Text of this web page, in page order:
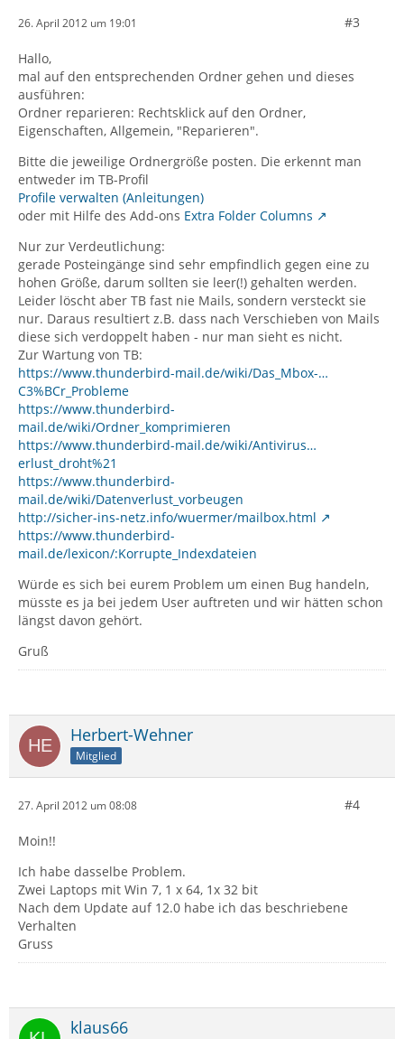
26. April 2012 um 19:01 #3
Hallo,
mal auf den entsprechenden Ordner gehen und dieses
ausführen:
Ordner reparieren: Rechtsklick auf den Ordner,
Eigenschaften, Allgemein, "Reparieren".
Bitte die jeweilige Ordnergröße posten. Die erkennt man
entweder im TB-Profil
Profile verwalten (Anleitungen)
oder mit Hilfe des Add-ons Extra Folder Columns
Nur zur Verdeutlichung:
gerade Posteingänge sind sehr empfindlich gegen eine zu
hohen Größe, darum sollten sie leer(!) gehalten werden.
Leider löscht aber TB fast nie Mails, sondern versteckt sie
nur. Daraus resultiert z.B. dass nach Verschieben von Mails
diese sich verdoppelt haben - nur man sieht es nicht.
Zur Wartung von TB:
https://www.thunderbird-mail.de/wiki/Das_Mbox-…
C3%BCr_Probleme
https://www.thunderbird-
mail.de/wiki/Ordner_komprimieren
https://www.thunderbird-mail.de/wiki/Antivirus…
erlust_droht%21
https://www.thunderbird-
mail.de/wiki/Datenverlust_vorbeugen
http://sicher-ins-netz.info/wuermer/mailbox.html
https://www.thunderbird-
mail.de/lexicon/:Korrupte_Indexdateien
Würde es sich bei eurem Problem um einen Bug handeln,
müsste es ja bei jedem User auftreten und wir hätten schon
längst davon gehört.
Gruß
Herbert-Wehner
Mitglied
27. April 2012 um 08:08 #4
Moin!!
Ich habe dasselbe Problem.
Zwei Laptops mit Win 7, 1 x 64, 1x 32 bit
Nach dem Update auf 12.0 habe ich das beschriebene
Verhalten
Gruss
klaus66